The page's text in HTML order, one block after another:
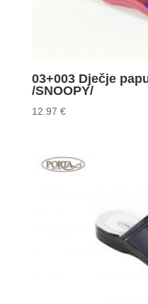
03+003 Dječje
/SNOOPY/
12.97 €